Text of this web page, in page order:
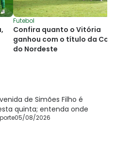
Futebol
Confira quanto o Vitória
ganhou com o título da
do Nordeste
de Simões Filho é
quinta; entenda onde
05/08/2026